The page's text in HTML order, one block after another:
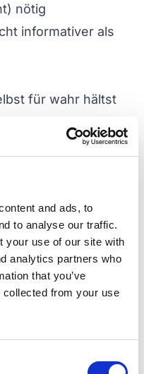
and ads, to
to analyse our traffic.
your use of our site with
analytics partners who
that you’ve
collected from your use
nötig
informativer als
für wahr hältst
hast
die zum Thema
deines